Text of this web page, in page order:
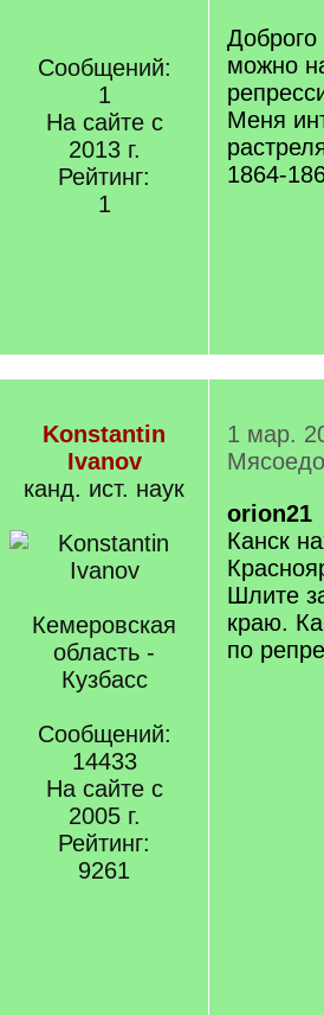
Сообщений:
1
На сайте с
2013 г.
Рейтинг:
1
можно
Меня
1864-
Konstantin
Ivanov
канд. ист. наук
Кемеровская
область -
Кузбасс
Сообщений:
14433
На сайте с
2005 г.
Рейтинг:
9261
1 мар.
orion21
Канск
Шлите
краю.
по